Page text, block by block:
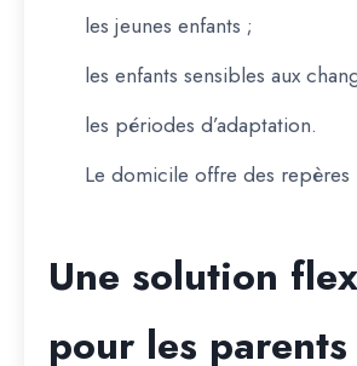
les jeunes enfants ;
les enfants sensibles aux
les périodes d’adaptation.
Le domicile offre des repères
Une solution
pour les parents